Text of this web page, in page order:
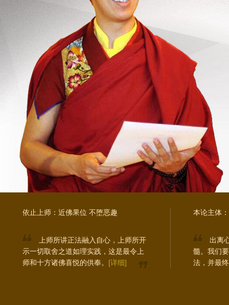
依止上师：近佛果位 不堕恶趣
上师所讲正法融入自心，上师所开
示一切取舍之道如理实践，这是最令上
师和十方诸佛喜悦的供奉。 [详细]
本论主体
出离
髓。我们
法，并最